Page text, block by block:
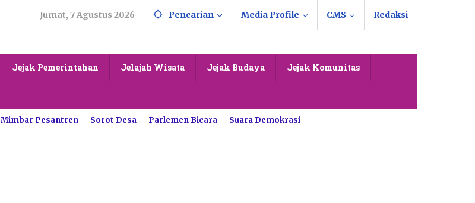
Jumat, 7 Agustus 2026 Pencarian Media Profile CMS Redaksi
Jejak Pemerintahan Jelajah Wisata Jejak Budaya Jejak Komunitas
Mimbar Pesantren Sorot Desa Parlemen Bicara Suara Demokrasi